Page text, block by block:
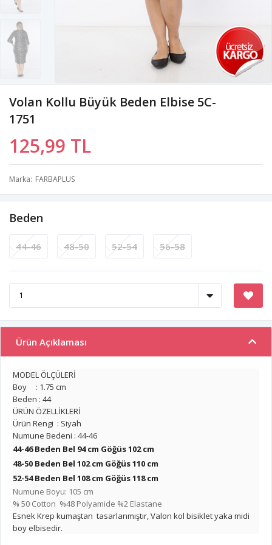
Volan Kollu Büyük Beden Elbise 5C-
1751
125,99 TL
Marka FARBAPLUS
Beden
44-46 48-50 52-54 56-58
Ürün Açıklaması
MODEL ÖLÇÜLERİ
Boy : 1.75 cm
Beden : 44
ÜRÜN ÖZELLİKLERİ
Ürün Rengi : Siyah
Numune Bedeni : 44-46
44-46 Beden Bel 94 cm Göğüs 102 cm
48-50 Beden Bel 102 cm Göğüs 110 cm
52-54 Beden Bel 108 cm Göğüs 118 cm
Numune Boyu: 105 cm
% 50 Cotton %48 Polyamide %2 Elastane
Esnek Krep kumaştan tasarlanmıştır, Valon kol bisiklet yaka midi
boy elbisedir.